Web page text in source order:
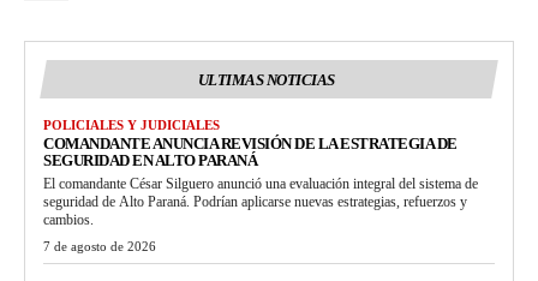
ULTIMAS NOTICIAS
POLICIALES Y JUDICIALES
COMANDANTE ANUNCIA REVISIÓN DE LA ESTRATEGIA DE
SEGURIDAD EN ALTO PARANÁ
El comandante César Silguero anunció una evaluación integral del sistema de
seguridad de Alto Paraná. Podrían aplicarse nuevas estrategias, refuerzos y
cambios.
7 de agosto de 2026